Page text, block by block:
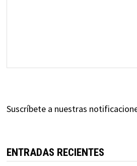
Suscríbete a nuestras
ENTRADAS RECIENTES